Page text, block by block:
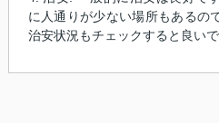
に人通りが少ない場所もあるの
治安状況もチェックすると良いで